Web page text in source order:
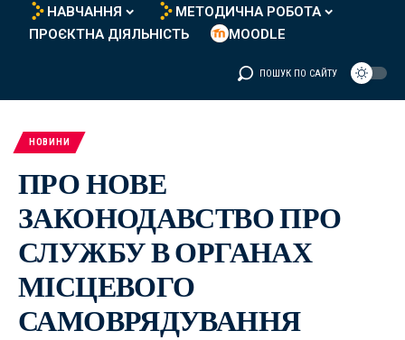
НАВЧАННЯ
МЕТОДИЧНА РОБОТА
ПРОЄКТНА ДІЯЛЬНІСТЬ
MOODLE
ПОШУК ПО САЙТУ
НОВИНИ
ПРО НОВЕ
ЗАКОНОДАВСТВО ПРО
СЛУЖБУ В ОРГАНАХ
МІСЦЕВОГО
САМОВРЯДУВАННЯ